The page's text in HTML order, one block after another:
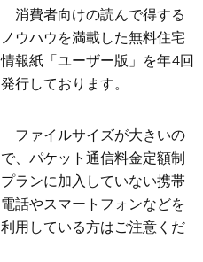
消費者向けの読んで得する
ノウハウを満載した無料住宅
情報紙「ユーザー版」を年4回
発行しております。
ファイルサイズが大きいの
で、パケット通信料金定額制
プランに加入していない携帯
電話やスマートフォンなどを
利用している方はご注意くだ